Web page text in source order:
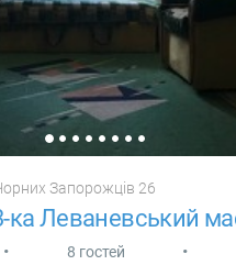
Запорожців 26
ка Леваневський
• 8 гостей •